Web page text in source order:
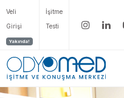
Veli
Girişi
Yakında!
İşitme
Testi